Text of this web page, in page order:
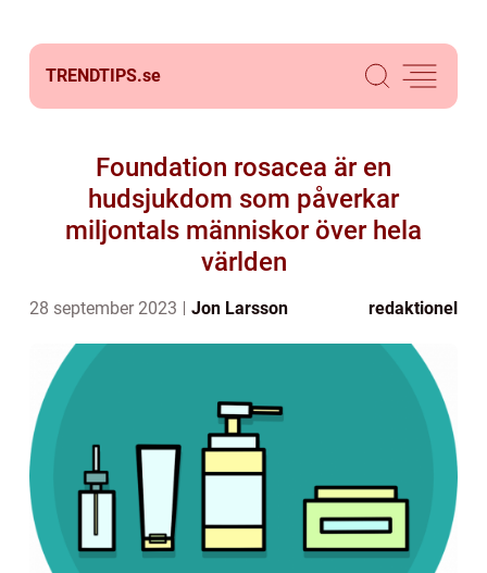
TRENDTIPS.se
Foundation rosacea är en
hudsjukdom som påverkar
miljontals människor över hela
världen
28 september 2023 Jon Larsson redaktionel